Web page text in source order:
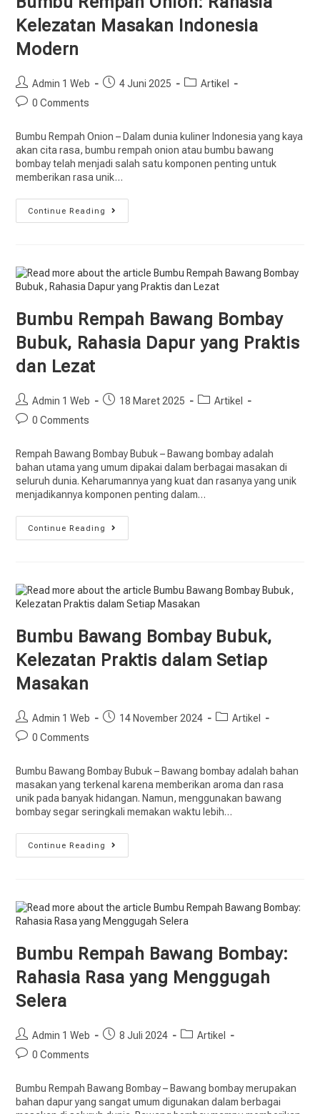
Kelezatan Masakan Indonesia
Modern
Admin 1 Web 4 Juni 2025
Artikel
0 Comments
Bumbu Rempah Onion – Dalam dunia kuliner Indonesia yang kaya
akan cita rasa, bumbu rempah onion atau bumbu bawang
bombay telah menjadi salah satu komponen penting untuk
memberikan rasa unik…
Continue Reading
Bumbu Rempah Bawang Bombay
Bubuk, Rahasia Dapur yang Praktis
dan Lezat
Admin 1 Web 18 Maret 2025
Artikel
0 Comments
Rempah Bawang Bombay Bubuk – Bawang bombay adalah
bahan utama yang umum dipakai dalam berbagai masakan di
seluruh dunia. Keharumannya yang kuat dan rasanya yang unik
menjadikannya komponen penting dalam…
Continue Reading
Bumbu Bawang Bombay Bubuk,
Kelezatan Praktis dalam Setiap
Masakan
Admin 1 Web 14 November 2024
Artikel
0 Comments
Bumbu Bawang Bombay Bubuk – Bawang bombay adalah bahan
masakan yang terkenal karena memberikan aroma dan rasa
unik pada banyak hidangan. Namun, menggunakan bawang
bombay segar seringkali memakan waktu lebih…
Continue Reading
Bumbu Rempah Bawang Bombay:
Rahasia Rasa yang Menggugah
Selera
Admin 1 Web 8 Juli 2024
Artikel
0 Comments
Bumbu Rempah Bawang Bombay – Bawang bombay merupakan
bahan dapur yang sangat umum digunakan dalam berbagai